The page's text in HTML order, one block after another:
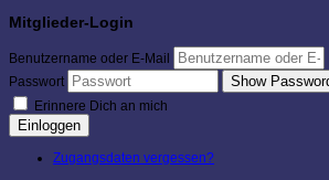
Mitglieder-Login
Benutzername oder E-Mail
Passwort
Show
Erinnere Dich an mich
Einloggen
Zugangsdaten vergessen?